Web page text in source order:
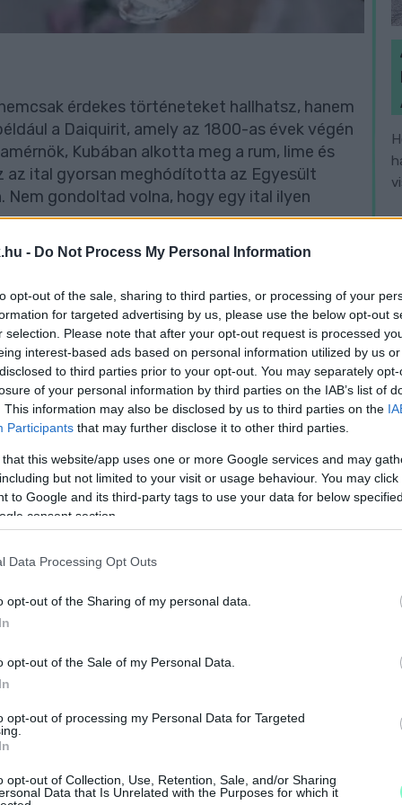
- Do Not Process My Personal Information
opt-out of the sale, sharing to third parties, or processing of your
for targeted advertising by us, please use the below opt-out
selection. Please note that after your opt-out request is processed
interest-based ads based on personal information utilized by us
to third parties prior to your opt-out. You may separately
of your personal information by third parties on the IAB’s list of
This information may also be disclosed by us to third parties on the
Participants that may further disclose it to other third parties.
that this website/app uses one or more Google services and may
but not limited to your visit or usage behaviour. You may
to Google and its third-party tags to use your data for below
consent section.
Data Processing Opt Outs
opt-out of the Sharing of my personal data.
opt-out of the Sale of my Personal Data.
opt-out of processing my Personal Data for Targeted
opt-out of Collection, Use, Retention, Sale, and/or Sharing
Data that Is Unrelated with the Purposes for which it
érdekes történeteket hallhatsz, hanem
a Daiquirit, amely az 1800-as évek végén
Kubában alkotta meg a rum, lime és
az ital gyorsan meghódította az Egyesült
Nem gondoltad volna, hogy egy ital ilyen
kreativitásának köszönheti a létét, ám
és áfonyalé keverékéből született,
Nem véletlen, hogy a beach partikon szinte
rendezvényen, tudod, hogy ezek az alkalmak
megszerzéséről is. A Flavour Table
ki a különböző koktélrecepteket, miközben
mesterségéről.
választékot. A Daiquiri vagy a Paloma
az Espresso Martini, ami egy eszpresszó és
említsünk. Kíváncsi vagy, melyik ital válhat a
koktéllal hangolódhatsz rá az egész estre.
te magad lépj a mixer szerepébe, és
jobban előállítani az ízeket, ha nem úgy,
amiket eddig csak bárpultok